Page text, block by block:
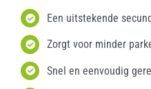
Een uitstekende
Zorgt voor minder
Snel en eenvoudig